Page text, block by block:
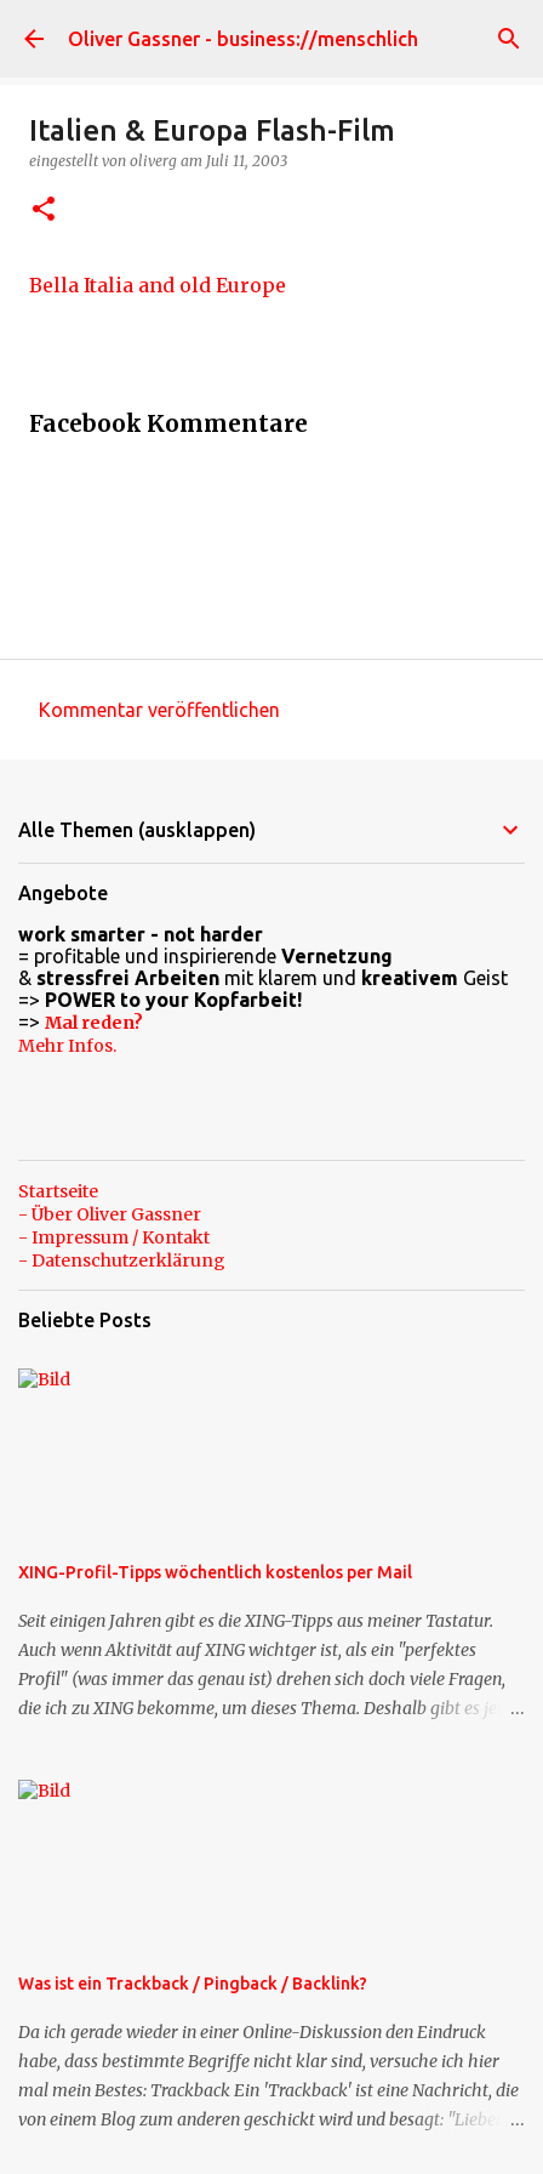
Direkt zum Hauptbereich
Oliver Gassner - business://menschlich
Italien & Europa Flash-Film
eingestellt von oliverg am Juli 11, 2003
Bella Italia and old Europe
Facebook Kommentare
m
n
t
a
r
e
Kommentar veröffentlichen
Alle Themen (ausklappen)
Angebote
work smarter - not harder
= profitable und inspirierende Vernetzung
& stressfrei Arbeiten mit klarem und kreativem Geist
=> POWER to your Kopfarbeit!
=> Mal reden?
Mehr Infos.
Startseite
- Über Oliver Gassner
- Impressum / Kontakt
- Datenschutzerklärung
Beliebte Posts
XING-Profil-Tipps wöchentlich kostenlos per Mail
Seit einigen Jahren gibt es die XING-Tipps aus meiner Tastatur.
Auch wenn Aktivität auf XING wichtger ist, als ein "perfektes
Profil" (was immer das genau ist) drehen sich doch viele Fragen,
die ich zu XING bekomme, um dieses Thema. Deshalb gibt es jetzt
bekommen Sie kostenlos eine weitere Folge. Die Startsequenz ist 16
Was ist ein Trackback / Pingback / Backlink?
Da ich gerade wieder in einer Online-Diskussion den Eindruck
habe, dass bestimmte Begriffe nicht klar sind, versuche ich hier
mal mein Bestes: Trackback Ein 'Trackback' ist eine Nachricht, die
von einem Blog zum anderen geschickt wird und besagt: "Lieber